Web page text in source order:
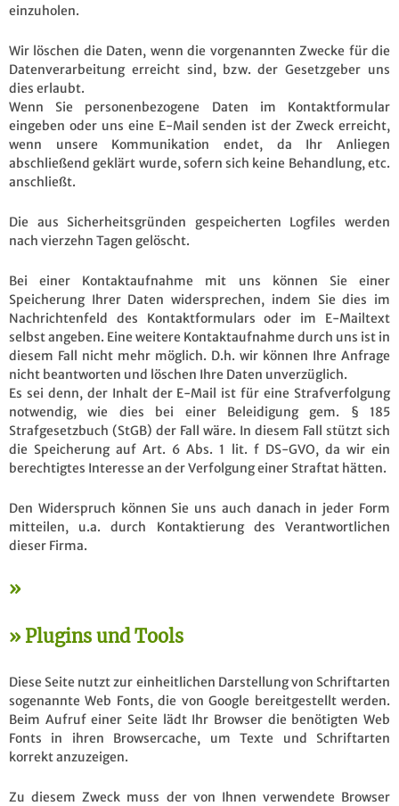
einzuholen.
Wir löschen die Daten, wenn die vorgenannten Zwecke für die
Datenverarbeitung erreicht sind, bzw. der Gesetzgeber uns
dies erlaubt.
Wenn Sie personenbezogene Daten im Kontaktformular
eingeben oder uns eine E-Mail senden ist der Zweck erreicht,
wenn unsere Kommunikation endet, da Ihr Anliegen
abschließend geklärt wurde, sofern sich keine Behandlung, etc.
anschließt.
Die aus Sicherheitsgründen gespeicherten Logfiles werden
nach vierzehn Tagen gelöscht.
Bei einer Kontaktaufnahme mit uns können Sie einer
Speicherung Ihrer Daten widersprechen, indem Sie dies im
Nachrichtenfeld des Kontaktformulars oder im E-Mailtext
selbst angeben. Eine weitere Kontaktaufnahme durch uns ist in
diesem Fall nicht mehr möglich. D.h. wir können Ihre Anfrage
nicht beantworten und löschen Ihre Daten unverzüglich.
Es sei denn, der Inhalt der E-Mail ist für eine Strafverfolgung
notwendig, wie dies bei einer Beleidigung gem. § 185
Strafgesetzbuch (StGB) der Fall wäre. In diesem Fall stützt sich
die Speicherung auf Art. 6 Abs. 1 lit. f DS-GVO, da wir ein
berechtigtes Interesse an der Verfolgung einer Straftat hätten.
Den Widerspruch können Sie uns auch danach in jeder Form
mitteilen, u.a. durch Kontaktierung des Verantwortlichen
dieser Firma.
Plugins und Tools
Diese Seite nutzt zur einheitlichen Darstellung von Schriftarten
sogenannte Web Fonts, die von Google bereitgestellt werden.
Beim Aufruf einer Seite lädt Ihr Browser die benötigten Web
Fonts in ihren Browsercache, um Texte und Schriftarten
korrekt anzuzeigen.
Zu diesem Zweck muss der von Ihnen verwendete Browser